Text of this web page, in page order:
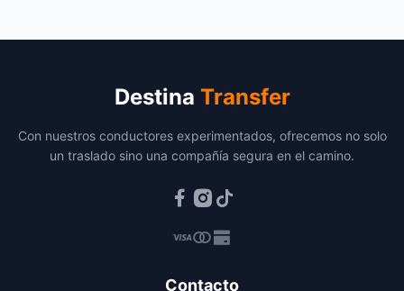
Destina Transfer
Con nuestros conductores experimentados, ofrecemos no solo
un traslado sino una compañía segura en el camino.
Contacto